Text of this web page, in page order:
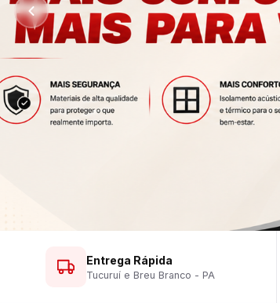
Ver Lustres
Ver Ferramentas
Ver Tintas
Entrega Rápida
Tucuruí e Breu Branco - PA